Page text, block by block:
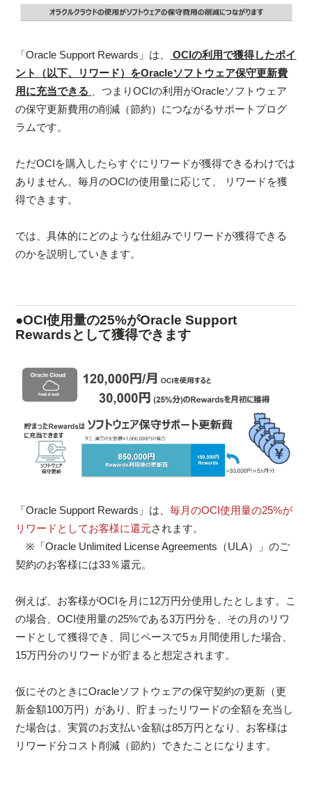
「Oracle Support Rewards」は、
OCIの利用で獲得したポイ
ント（以下、リワード）をOracleソフトウェア保守更新費
用に充当できる
、つまりOCIの利用がOracleソフトウェア
の保守更新費用の削減（節約）につながるサポートプログ
ラムです。
ただOCIを購入したらすぐにリワードが獲得できるわけでは
ありません。毎月のOCIの使用量に応じて、 リワードを獲
得できます。
では、具体的にどのような仕組みでリワードが獲得できる
のかを説明していきます。
●OCI使用量の25%がOracle Support
Rewardsとして獲得できます
「Oracle Support Rewards」は、毎月のOCI使用量の25%が
リワードとしてお客様に還元されます。
※「Oracle Unlimited License Agreements（ULA）」のご
契約のお客様には33％還元。
例えば、お客様がOCIを月に12万円分使用したとします。こ
の場合、OCI使用量の25%である3万円分を、その月のリワ
ードとして獲得でき、同じペースで5ヵ月間使用した場合、
15万円分のリワードが貯まると想定されます。
仮にそのときにOracleソフトウェアの保守契約の更新（更
新金額100万円）があり、貯まったリワードの全額を充当し
た場合は、実質のお支払い金額は85万円となり、お客様は
リワード分コスト削減（節約）できたことになります。